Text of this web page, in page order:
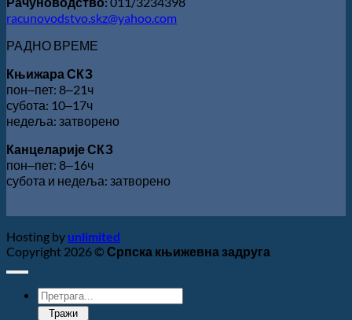
racunovodstvo.skz@yahoo.com
РАДНО ВРЕМЕ
Књижара СКЗ
пон‒пет: 8‒21ч
субота: 10‒17ч
недеља: затворено
Канцеларије СКЗ
пон‒пет: 8‒16ч
субота и недеља: затворено
Hosting by unlimited
Copyright 2026 © Српска књижевна задруга
Products
search
Тражи